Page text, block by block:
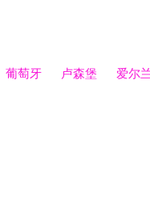
葡萄牙 卢森堡 爱尔